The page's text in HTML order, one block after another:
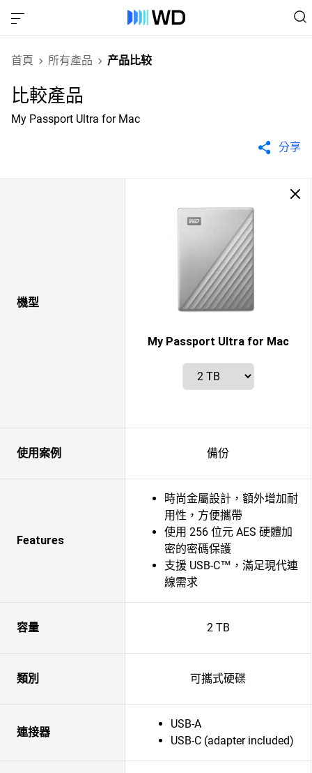
首頁 所有產品 产品比较
比較產品
My Passport Ultra for Mac
分享
機型
My Passport Ultra for Mac
使用案例 備份
Features
時尚金屬設計，額外增加耐
用性，方便攜帶
使用 256 位元 AES 硬體加
密的密碼保護
支援 USB-C™，滿足現代連
線需求
容量 2 TB
類別 可攜式硬碟
連接器
USB-A
USB-C (adapter included)